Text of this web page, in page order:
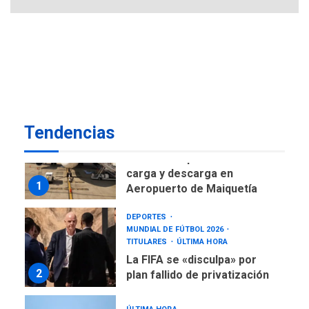
Tendencias
DESTACADOS
NACIONALES
1
carga y descarga en
Aeropuerto de Maiquetía
2
DEPORTES
MUNDIAL DE FÚTBOL 2026
TITULARES
ÚLTIMA HORA
La FIFA se «disculpa» por
plan fallido de privatización